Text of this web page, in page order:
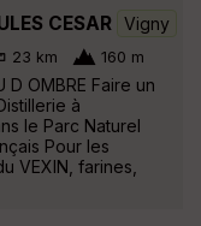
CESAR Vigny
23 km 160 m
D OMBRE Faire un
à
le Parc Naturel
Pour les
VEXIN, farines,